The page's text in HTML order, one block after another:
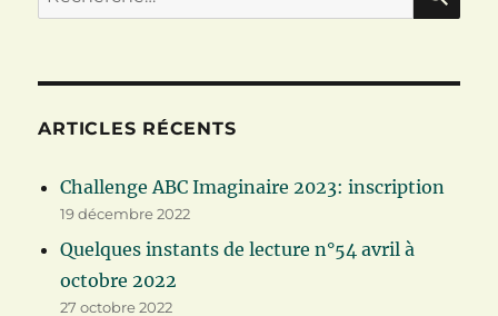
pour :
ARTICLES RÉCENTS
Challenge ABC Imaginaire 2023: inscription
19 décembre 2022
Quelques instants de lecture n°54 avril à
octobre 2022
27 octobre 2022